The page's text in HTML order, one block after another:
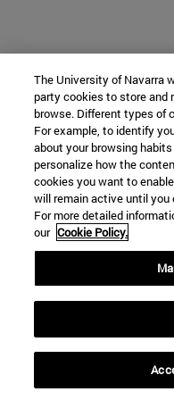
The University of Navarra
party cookies to store and
browse. Different types of
For example, to identify
about your browsing
personalize how the
cookies you want to
will remain active until
For more detailed
our Cookie Policy.